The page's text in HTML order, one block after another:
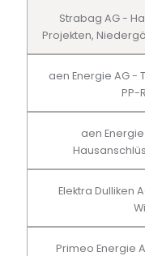
Strabag AG -
Projekten,
aen Energie AG -
PP-
aen
Elektra Dulliken
Primeo Energie